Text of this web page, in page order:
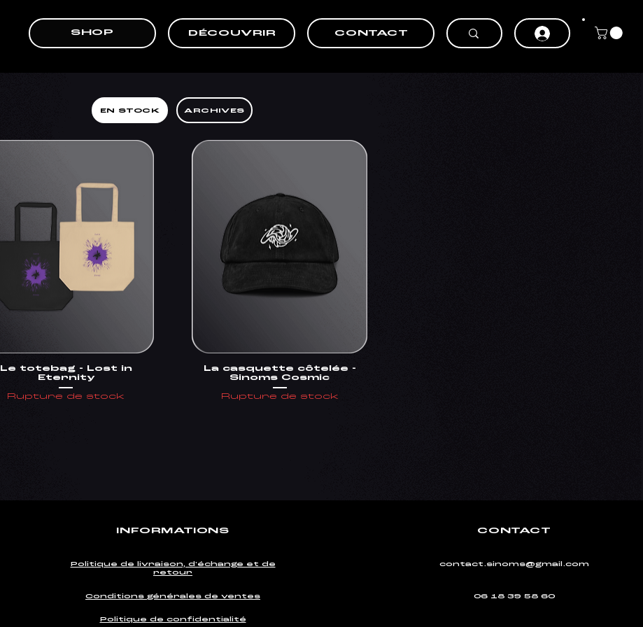
SHOP DÉCOUVRIR CONTACT
EN STOCK ARCHIVES
Le totebag - Lost in
Eternity
Rupture de stock
La casquette côtelée -
Sinoms Cosmic
Rupture de stock
INFORMATIONS
Politique de livraison, d'échange et de
retour
Conditions générales de ventes
CONTACT
contact.sinoms@gmail.com
06 18 39 58 60
Politique de confidentialité